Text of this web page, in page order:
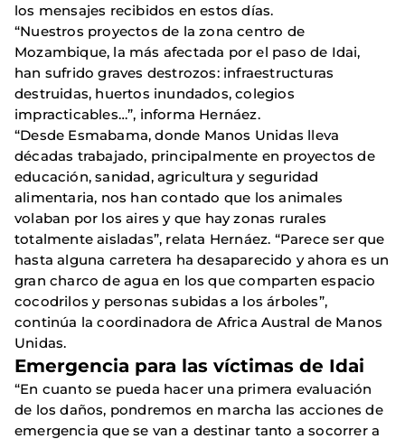
los mensajes recibidos en estos días.
“Nuestros proyectos de la zona centro de
Mozambique, la más afectada por el paso de Idai,
han sufrido graves destrozos: infraestructuras
destruidas, huertos inundados, colegios
impracticables…”, informa Hernáez.
“Desde Esmabama, donde Manos Unidas lleva
décadas trabajado, principalmente en proyectos de
educación, sanidad, agricultura y seguridad
alimentaria, nos han contado que los animales
volaban por los aires y que hay zonas rurales
totalmente aisladas”, relata Hernáez. “Parece ser que
hasta alguna carretera ha desaparecido y ahora es un
gran charco de agua en los que comparten espacio
cocodrilos y personas subidas a los árboles”,
continúa la coordinadora de Africa Austral de Manos
Unidas.
Emergencia para las víctimas de Idai
“En cuanto se pueda hacer una primera evaluación
de los daños, pondremos en marcha las acciones de
emergencia que se van a destinar tanto a socorrer a